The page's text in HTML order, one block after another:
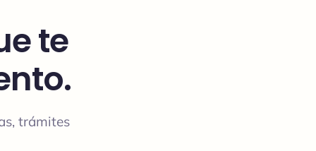
te
trámites